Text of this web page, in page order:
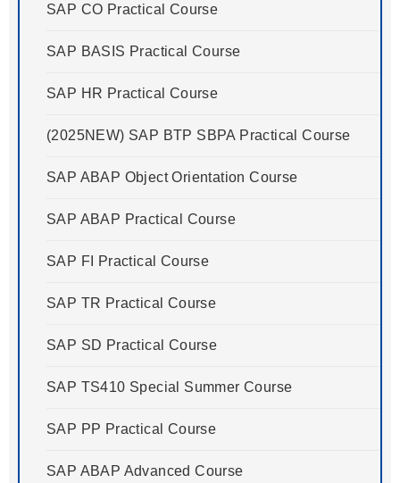
SAP CO Practical Course
SAP BASIS Practical Course
SAP HR Practical Course
(2025NEW) SAP BTP SBPA Practical Course
SAP ABAP Object Orientation Course
SAP ABAP Practical Course
SAP FI Practical Course
SAP TR Practical Course
SAP SD Practical Course
SAP TS410 Special Summer Course
SAP PP Practical Course
SAP ABAP Advanced Course